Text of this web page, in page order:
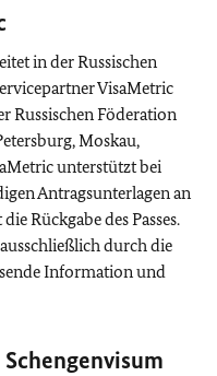
in der Russischen
VisaMetric
Russischen Föderation
Moskau,
unterstützt bei
Antragsunterlagen an
Rückgabe des Passes.
durch die
Information und